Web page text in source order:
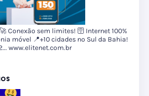
Conexão sem limites! 🛜 Internet 100%
móvel 📍+10 cidades no Sul da Bahia!
www.elitenet.com.br